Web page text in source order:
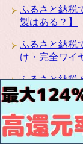
ふるさと納税
製はある？】
ふるさと納税
け・完全ワイ
ふるさと納税
ふるさと納税
ーブル・ベッ